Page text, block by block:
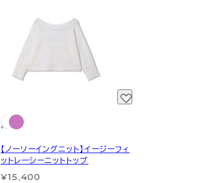
【ノーソーイングニット】イージーフィ
ットレーシーニットトップ
¥15,400